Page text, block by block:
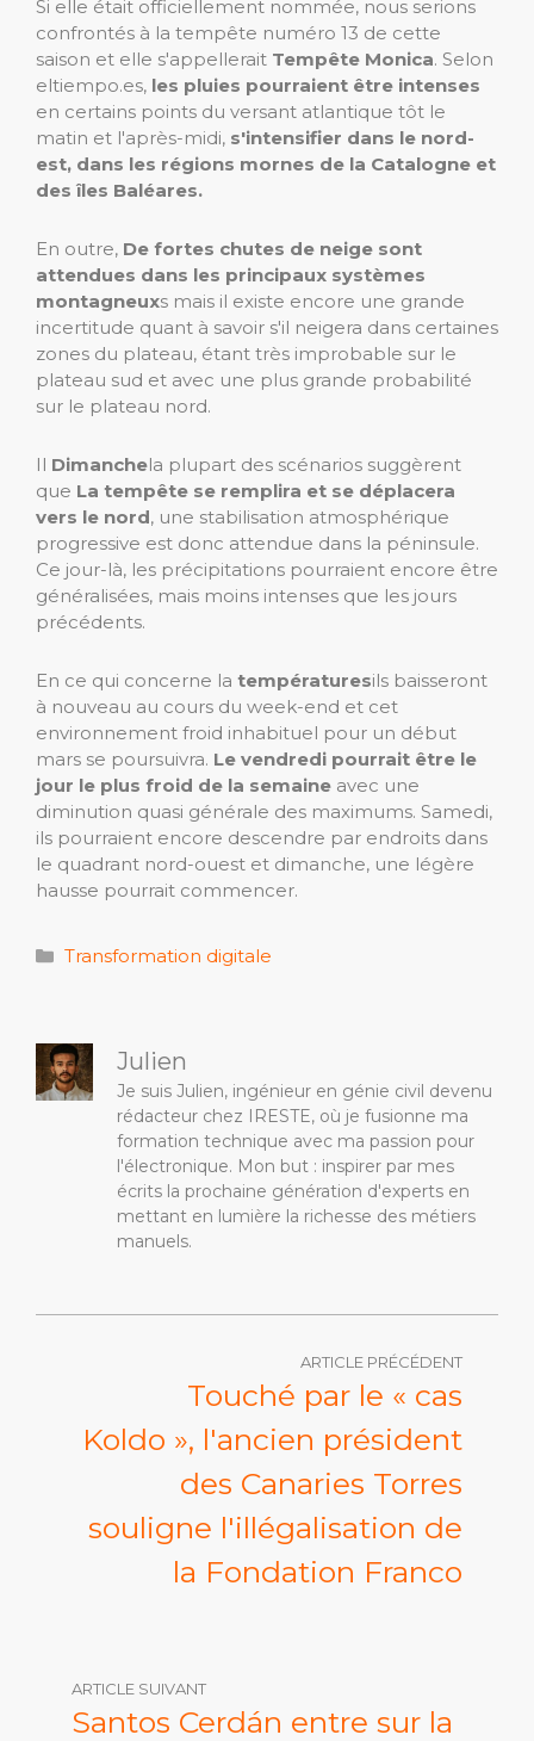
Si elle était officiellement nommée, nous serions
confrontés à la tempête numéro 13 de cette
saison et elle s'appellerait Tempête Monica. Selon
eltiempo.es, les pluies pourraient être intenses
en certains points du versant atlantique tôt le
matin et l'après-midi, s'intensifier dans le nord-
est, dans les régions mornes de la Catalogne et
des îles Baléares.
En outre, De fortes chutes de neige sont
attendues dans les principaux systèmes
montagneuxs mais il existe encore une grande
incertitude quant à savoir s'il neigera dans certaines
zones du plateau, étant très improbable sur le
plateau sud et avec une plus grande probabilité
sur le plateau nord.
Il Dimanchela plupart des scénarios suggèrent
que La tempête se remplira et se déplacera
vers le nord, une stabilisation atmosphérique
progressive est donc attendue dans la péninsule.
Ce jour-là, les précipitations pourraient encore être
généralisées, mais moins intenses que les jours
précédents.
En ce qui concerne la températuresils baisseront
à nouveau au cours du week-end et cet
environnement froid inhabituel pour un début
mars se poursuivra. Le vendredi pourrait être le
jour le plus froid de la semaine avec une
diminution quasi générale des maximums. Samedi,
ils pourraient encore descendre par endroits dans
le quadrant nord-ouest et dimanche, une légère
hausse pourrait commencer.
Catégories
Transformation digitale
Julien
Je suis Julien, ingénieur en génie civil devenu
rédacteur chez IRESTE, où je fusionne ma
formation technique avec ma passion pour
l'électronique. Mon but : inspirer par mes
écrits la prochaine génération d'experts en
mettant en lumière la richesse des métiers
manuels.
ARTICLE PRÉCÉDENT
Touché par le « cas
Koldo », l'ancien président
des Canaries Torres
souligne l'illégalisation de
la Fondation Franco
ARTICLE SUIVANT
Santos Cerdán entre sur la